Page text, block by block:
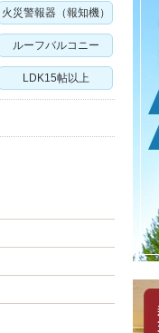
火災警報器（報知機）
ルーフバルコニー
LDK15帖以上